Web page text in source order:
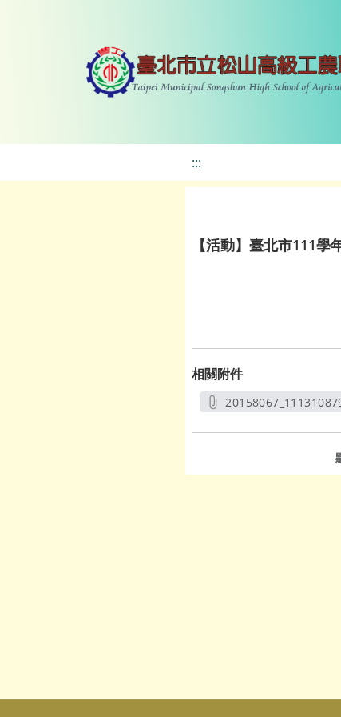
:::
【活動】臺北市111學
相關附件